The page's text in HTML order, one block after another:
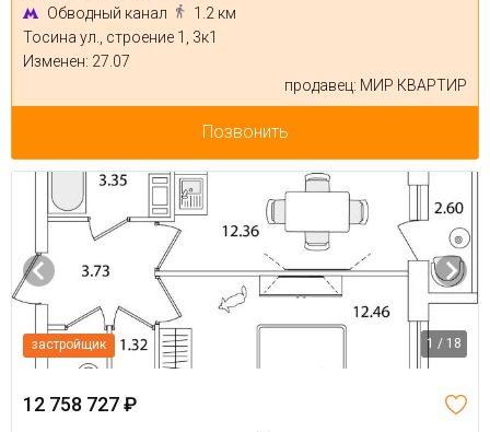
Обводный канал
1.2 км
Тосина ул., строение 1, 3к1
Изменен: 27.07
продавец: МИР КВАРТИР
Позвонить
застройщик 1 / 18
12 758 727 ₽